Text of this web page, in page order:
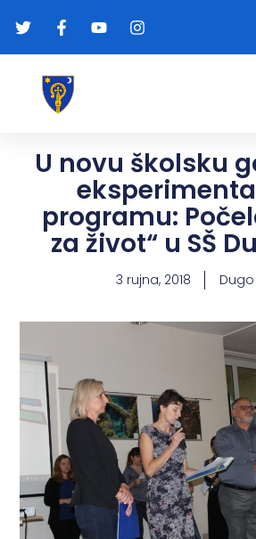
U novu školsku
programu:
za život“ u SŠ
3 rujna, 2018